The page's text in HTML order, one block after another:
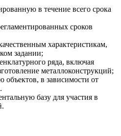
в течение всего срока
сроков
характеристикам,
задании;
ряда, включая
металлоконструкций;
в зависимости от
базу для участия в